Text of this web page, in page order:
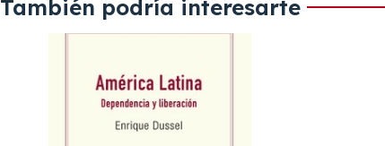
También podría interesarte